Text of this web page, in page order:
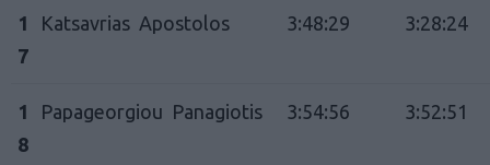
1
7
Katsavrias Apostolos 3:48:29 3:28:24
1
8
Papageorgiou Panagiotis 3:54:56 3:52:51